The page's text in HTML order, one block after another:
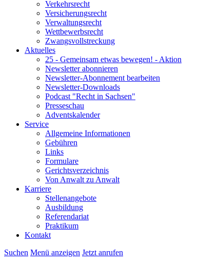
Verkehrsrecht
Versicherungsrecht
Verwaltungsrecht
Wettbewerbsrecht
Zwangsvollstreckung
Aktuelles
25 - Gemeinsam etwas bewegen! - Aktion
Newsletter abonnieren
Newsletter-Abonnement bearbeiten
Newsletter-Downloads
Podcast "Recht in Sachsen"
Presseschau
Adventskalender
Service
Allgemeine Informationen
Gebühren
Links
Formulare
Gerichtsverzeichnis
Von Anwalt zu Anwalt
Karriere
Stellenangebote
Ausbildung
Referendariat
Praktikum
Kontakt
Suchen Menü anzeigen Jetzt anrufen